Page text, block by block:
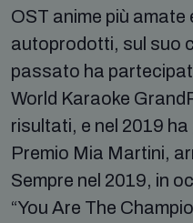
OST anime più
autoprodotti, sul suo
passato ha
World Karaoke
risultati, e nel 2019
Premio Mia Martini,
Sempre nel 2019, in
“You Are The